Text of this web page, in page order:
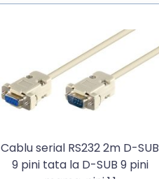
Cablu serial RS232 2m D-SUB
9 pini tata la D-SUB 9 pini